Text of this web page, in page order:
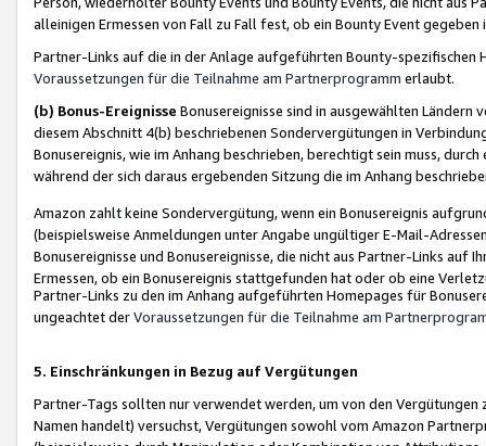
alleinigen Ermessen von Fall zu Fall fest, ob ein Bounty Event
Partner-Links auf die in der Anlage aufgeführten Bounty-spezifischen
Voraussetzungen für die Teilnahme am Partnerprogramm erlaubt.
(b) Bonus-Ereignisse Bonusereignisse sind in ausgewählten Ländern
diesem Abschnitt 4(b) beschriebenen Sondervergütungen in
Bonusereignis, wie im Anhang beschrieben, berechtigt sein muss,
während der sich daraus ergebenden Sitzung die im Anhang
Amazon zahlt keine Sondervergütung, wenn ein Bonusereignis
(beispielsweise Anmeldungen unter Angabe ungültiger E-Mail-
Bonusereignisse und Bonusereignisse, die nicht aus Partner-Links auf
Ermessen, ob ein Bonusereignis stattgefunden hat oder ob eine
Partner-Links zu den im Anhang aufgeführten Homepages für
ungeachtet derVoraussetzungen für die Teilnahme am
5. Einschränkungen in Bezug auf Vergütungen
Partner-Tags sollten nur verwendet werden, um von den
Namen handelt) versuchst, Vergütungen sowohl vom Amazon